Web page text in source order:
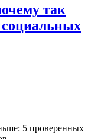
так
социальных
5 проверенных